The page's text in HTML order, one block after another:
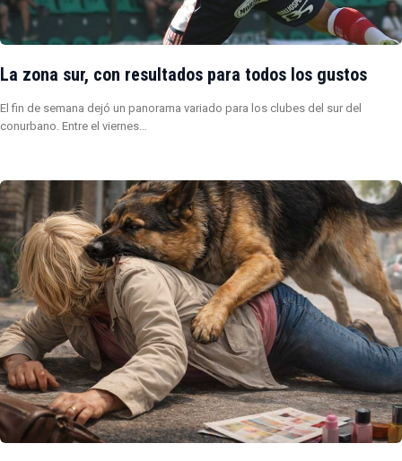
La zona sur, con resultados para todos los gustos
El fin de semana dejó un panorama variado para los clubes del sur del
conurbano. Entre el viernes…